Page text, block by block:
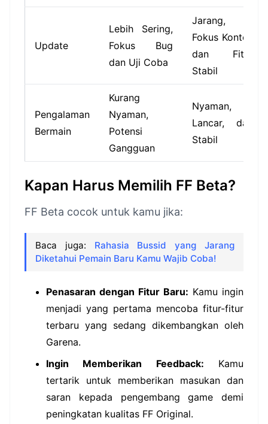
Update
Lebih Sering,
Fokus Bug
dan Uji Coba
Jarang,
Fokus Konten
dan Fitur
Stabil
Pengalaman
Bermain
Kurang
Nyaman,
Potensi
Gangguan
Nyaman,
Lancar, dan
Stabil
Kapan Harus Memilih FF Beta?
FF Beta cocok untuk kamu jika:
Baca juga: Rahasia Bussid yang Jarang
Diketahui Pemain Baru Kamu Wajib Coba!
Penasaran dengan Fitur Baru: Kamu ingin
menjadi yang pertama mencoba fitur-fitur
terbaru yang sedang dikembangkan oleh
Garena.
Ingin Memberikan Feedback: Kamu
tertarik untuk memberikan masukan dan
saran kepada pengembang game demi
peningkatan kualitas FF Original.